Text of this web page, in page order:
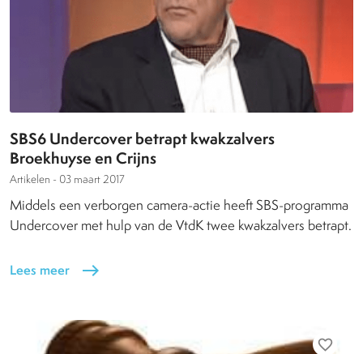
SBS6 Undercover betrapt kwakzalvers
Broekhuyse en Crijns
Artikelen - 03 maart 2017
Middels een verborgen camera-actie heeft SBS-programma
Undercover met hulp van de VtdK twee kwakzalvers betrapt.
Lees meer east
favorite_border